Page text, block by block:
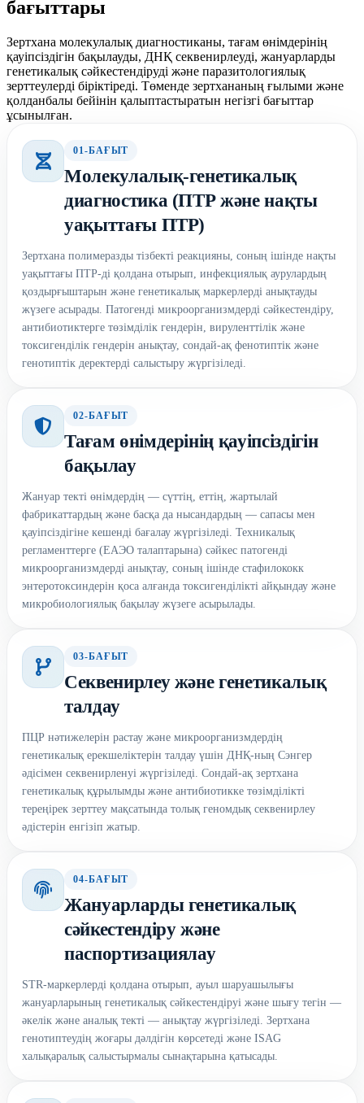
бағыттары
Зертхана молекулалық диагностиканы, тағам өнімдерінің
қауіпсіздігін бақылауды, ДНҚ секвенирлеуді, жануарларды
генетикалық сәйкестендіруді және паразитологиялық
зерттеулерді біріктіреді. Төменде зертхананың ғылыми және
қолданбалы бейінін қалыптастыратын негізгі бағыттар
ұсынылған.
01-БАҒЫТ
Молекулалық-генетикалық
диагностика (ПТР және нақты
уақыттағы ПТР)
Зертхана полимеразды тізбекті реакцияны, соның ішінде нақты
уақыттағы ПТР-ді қолдана отырып, инфекциялық аурулардың
қоздырғыштарын және генетикалық маркерлерді анықтауды
жүзеге асырады. Патогенді микроорганизмдерді сәйкестендіру,
антибиотиктерге төзімділік гендерін, вируленттілік және
токсигенділік гендерін анықтау, сондай-ақ фенотиптік және
генотиптік деректерді салыстыру жүргізіледі.
02-БАҒЫТ
Тағам өнімдерінің қауіпсіздігін
бақылау
Жануар текті өнімдердің — сүттің, еттің, жартылай
фабрикаттардың және басқа да нысандардың — сапасы мен
қауіпсіздігіне кешенді бағалау жүргізіледі. Техникалық
регламенттерге (ЕАЭО талаптарына) сәйкес патогенді
микроорганизмдерді анықтау, соның ішінде стафилококк
энтеротоксиндерін қоса алғанда токсигенділікті айқындау және
микробиологиялық бақылау жүзеге асырылады.
03-БАҒЫТ
Секвенирлеу және генетикалық
талдау
ПЦР нәтижелерін растау және микроорганизмдердің
генетикалық ерекшеліктерін талдау үшін ДНҚ-ның Сэнгер
әдісімен секвенирленуі жүргізіледі. Сондай-ақ зертхана
генетикалық құрылымды және антибиотикке төзімділікті
тереңірек зерттеу мақсатында толық геномдық секвенирлеу
әдістерін енгізіп жатыр.
04-БАҒЫТ
Жануарларды генетикалық
сәйкестендіру және
паспортизациялау
STR-маркерлерді қолдана отырып, ауыл шаруашылығы
жануарларының генетикалық сәйкестендіруі және шығу тегін —
әкелік және аналық текті — анықтау жүргізіледі. Зертхана
генотиптеудің жоғары дәлдігін көрсетеді және ISAG
халықаралық салыстырмалы сынақтарына қатысады.